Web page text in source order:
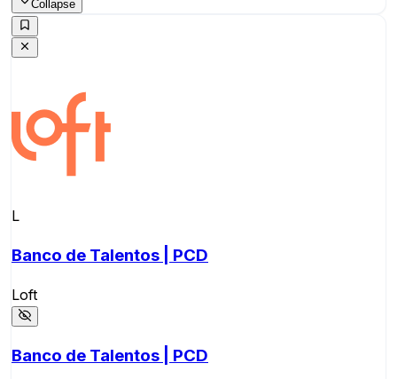
Collapse
L
Banco de Talentos | PCD
Loft
Banco de Talentos | PCD